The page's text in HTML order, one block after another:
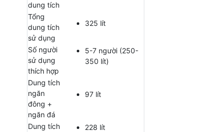
dung tích
Tổng
dung tích
sử dụng
325 lít
Số người
sử dụng
thích hợp
5-7 người (250-
350 lít)
Dung tích
ngăn
đông +
ngăn đá
97 lít
Dung tích
228 lít